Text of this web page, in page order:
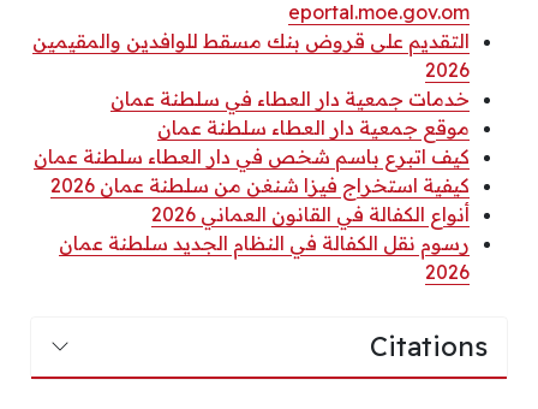
eportal.moe.gov.om
التقديم على قروض بنك مسقط للوافدين والمقيمين
2026
خدمات جمعية دار العطاء في سلطنة عمان
موقع جمعية دار العطاء سلطنة عمان
كيف اتبرع باسم شخص في دار العطاء سلطنة عمان
كيفية استخراج فيزا شنغن من سلطنة عمان 2026
أنواع الكفالة في القانون العماني 2026
رسوم نقل الكفالة في النظام الجديد سلطنة عمان
2026
Citations